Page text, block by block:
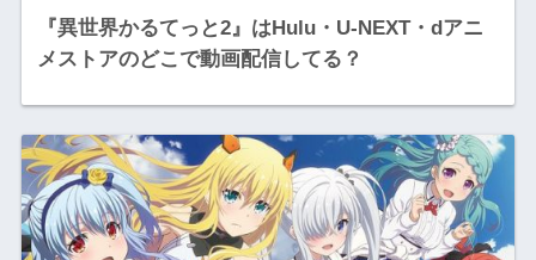
『異世界かるてっと2』はHulu・U-NEXT・dアニ
メストアのどこで動画配信してる？